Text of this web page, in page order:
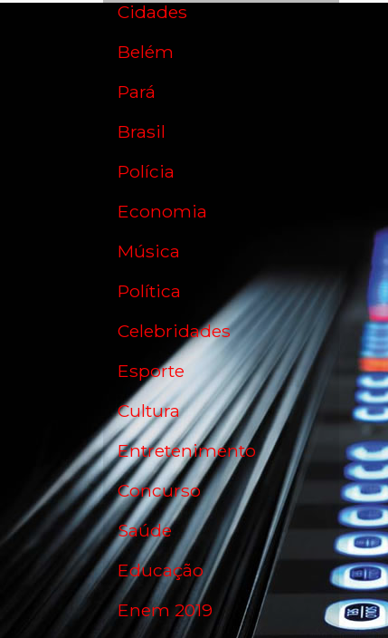
Cidades
Belém
Pará
Brasil
Polícia
Economia
Música
Política
Celebridades
Esporte
Cultura
Entretenimento
Concurso
Saúde
Educação
Enem 2019